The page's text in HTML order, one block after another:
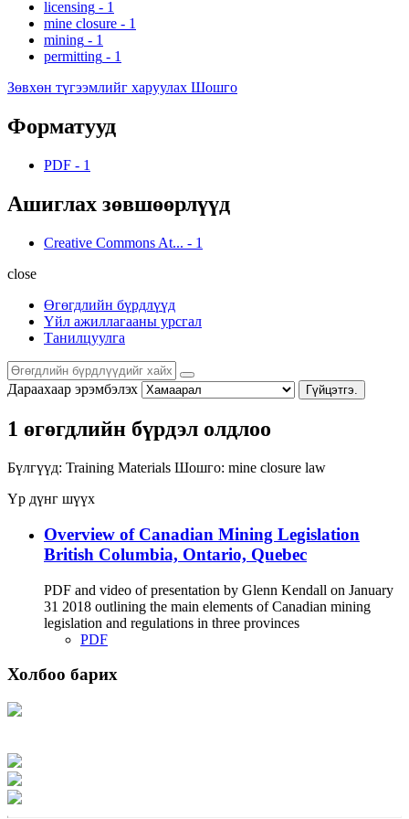
licensing - 1
mine closure - 1
mining - 1
permitting - 1
Зөвхөн түгээмлийг харуулах Шошго
Форматууд
PDF - 1
Ашиглах зөвшөөрлүүд
Creative Commons At... - 1
close
Өгөгдлийн бүрдлүүд
Үйл ажиллагааны урсгал
Танилцуулга
Дараахаар эрэмбэлэх Гүйцэтгэ.
1 өгөгдлийн бүрдэл олдлоо
Бүлгүүд: Training Materials Шошго: mine closure law
Үр дүнг шүүх
Overview of Canadian Mining Legislation
British Columbia, Ontario, Quebec
PDF and video of presentation by Glenn Kendall on January
31 2018 outlining the main elements of Canadian mining
legislation and regulations in three provinces
PDF
Холбоо барих